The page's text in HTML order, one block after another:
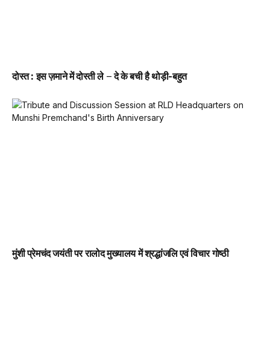
दोस्त : इस ज़माने में दोस्ती ले – दे के बची है थोड़ी-बहुत
मुंशी प्रेमचंद जयंती पर रालोद मुख्यालय में श्रद्धांजलि एवं विचार गोष्ठी